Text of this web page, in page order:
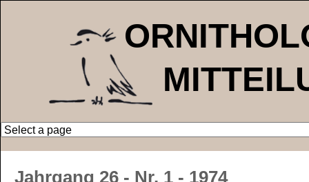
Jahrgang 26 - Nr. 1 - 1974